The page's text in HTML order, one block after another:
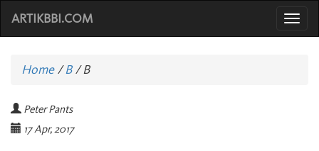
ARTIKBBI.COM
Home/B /B
Peter Pants
17 Apr, 2017